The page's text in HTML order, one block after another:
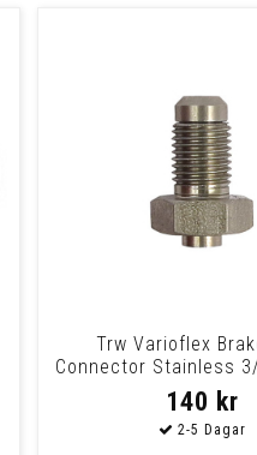
Trw Varioflex
Connector Stainless
Universal Thi
140 kr